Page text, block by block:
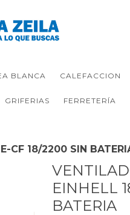
BLANCA CALEFACCION
GRIFERIAS FERRETERÍA
CF 18/2200 SIN
EINHELL
BATERIA